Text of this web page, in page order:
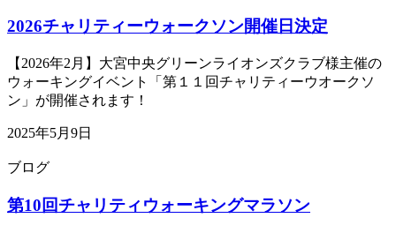
2026チャリティーウォークソン開催日決定
【2026年2月】大宮中央グリーンライオンズクラブ様主催の
ウォーキングイベント「第１１回チャリティーウオークソ
ン」が開催されます！
2025年5月9日
ブログ
第10回チャリティウォーキングマラソン